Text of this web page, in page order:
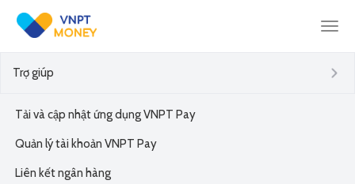
Trợ giúp
Tải và cập nhật ứng dụng VNPT Pay
Quản lý tài khoản VNPT Pay
Liên kết ngân hàng